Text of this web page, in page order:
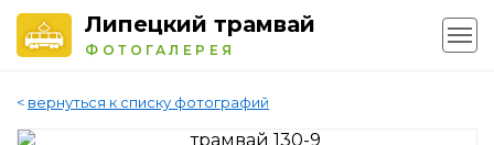
Липецкий трамвай
ФОТОГАЛЕРЕЯ
< вернуться к списку фотографий